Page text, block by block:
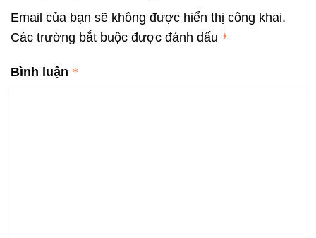
Email của bạn sẽ không được hiển thị công khai.
Các trường bắt buộc được đánh dấu *
Bình luận *